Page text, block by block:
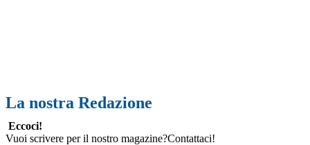
La nostra Redazione
Eccoci!
Vuoi scrivere per il nostro magazine?Contattaci!